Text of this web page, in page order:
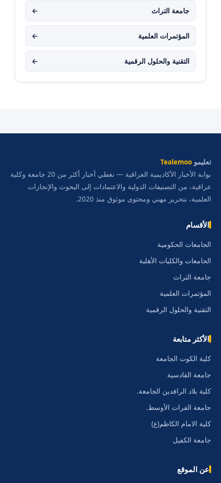
جامعة التراث ←
المؤتمرات العلمية ←
التقنية والحلول الرقمية ←
تعليمو Tealemoo
بوابة الأخبار الأكاديمية العراقية — نغطي أخبار أكثر من 20 جامعة وكلية
عراقية، من التصنيفات الدولية والاعتمادات إلى البحوث والإنجازات
العلمية، بتحرير مهني ومحتوى موثوق منذ 2020.
الأقسام
الجامعات الحكومية
الجامعات والكليات الأهلية
جامعة التراث
المؤتمرات العلمية
التقنية والحلول الرقمية
الأكثر متابعة
كلية الكوت الجامعة
جامعة القادسية
كلية بلاد الرافدين الجامعة.
جامعة الفرات الأوسط.
كلية الامام الكاظم(ع)
جامعة الكفيل
عن الموقع